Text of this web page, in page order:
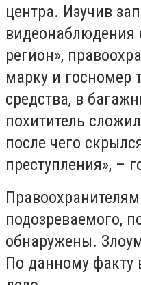
центра. Изучив
видеонаблюдения
регион»,
марку и госномер
средства, в
похититель
после чего
преступления», –
подозреваемого,
обнаружены.
По данному факту